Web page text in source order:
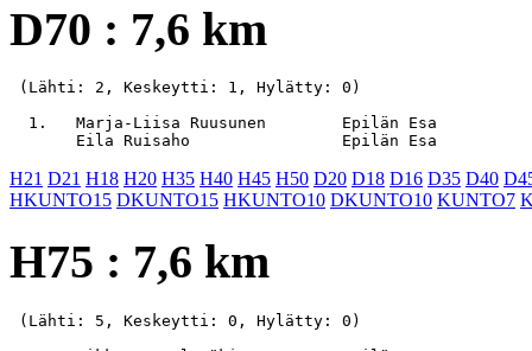
D70 : 7,6 km
(Lähti: 2, Keskeytti: 1, Hylätty: 0)
1.   Marja-Liisa Ruusunen        Epilän Esa
H21 D21 H18 H20 H35 H40 H45 H50 D20 D18 D16 D35 D40
HKUNTO15 DKUNTO15 HKUNTO10 DKUNTO10 KUNTO7
H75 : 7,6 km
(Lähti: 5, Keskeytti: 0, Hylätty: 0)